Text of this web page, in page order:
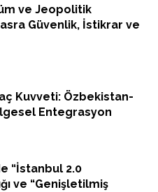
ve Jeopolitik
Güvenlik, İstikrar ve
Kuvveti: Özbekistan-
Entegrasyon
“İstanbul 2.0
ve “Genişletilmiş